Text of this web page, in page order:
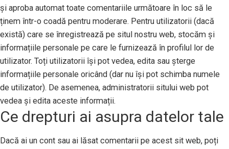
și aproba automat toate comentariile următoare în loc să le
ținem într-o coadă pentru moderare. Pentru utilizatorii (dacă
există) care se înregistrează pe situl nostru web, stocăm și
informațiile personale pe care le furnizează în profilul lor de
utilizator. Toți utilizatorii își pot vedea, edita sau șterge
informațiile personale oricând (dar nu își pot schimba numele
de utilizator). De asemenea, administratorii sitului web pot
vedea și edita aceste informații.
Ce drepturi ai asupra datelor tale
Dacă ai un cont sau ai lăsat comentarii pe acest sit web, poți